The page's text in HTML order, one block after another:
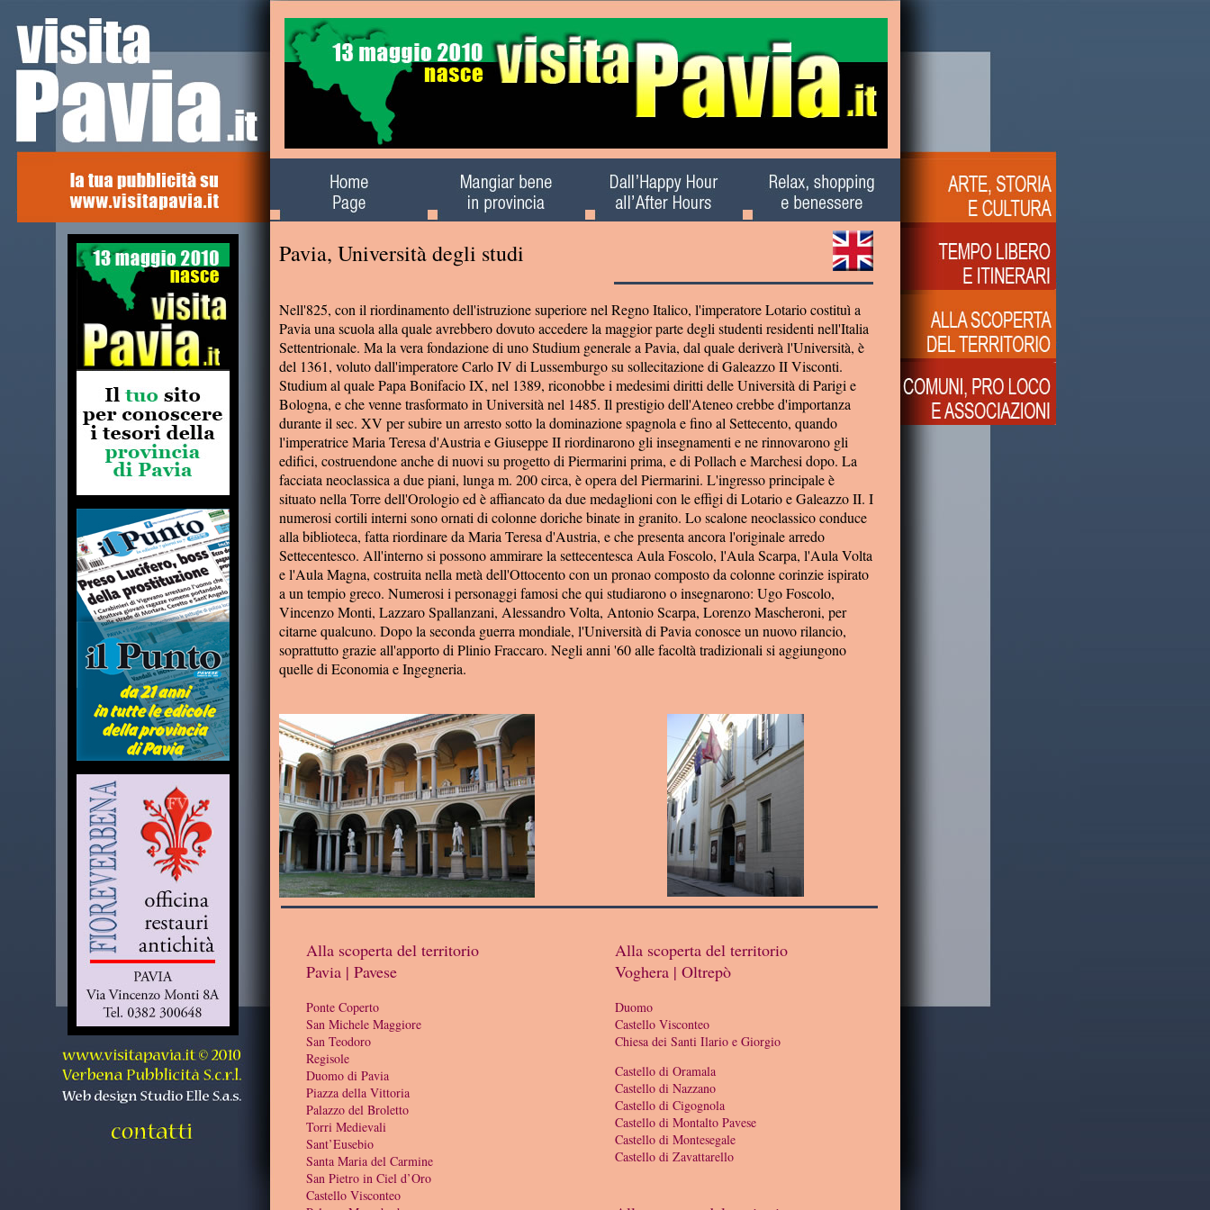
Nell'825, con il riordinamento dell'istruzione superiore nel Regno Italico, l'imperatore Lotario costituì a
Pavia una scuola alla quale avrebbero dovuto accedere la maggior parte degli studenti residenti nell'Italia
Settentrionale. Ma la vera fondazione di uno Studium generale a Pavia, dal quale deriverà l'Università, è
del 1361, voluto dall'imperatore Carlo IV di Lussemburgo su sollecitazione di Galeazzo II Visconti.
Studium al quale Papa Bonifacio IX, nel 1389, riconobbe i medesimi diritti delle Università di Parigi e
Bologna, e che venne trasformato in Università nel 1485. Il prestigio dell'Ateneo crebbe d'importanza
durante il sec. XV per subire un arresto sotto la dominazione spagnola e fino al Settecento, quando
l'imperatrice Maria Teresa d'Austria e Giuseppe II riordinarono gli insegnamenti e ne rinnovarono gli
edifici, costruendone anche di nuovi su progetto di Piermarini prima, e di Pollach e Marchesi dopo. La
facciata neoclassica a due piani, lunga m. 200 circa, è opera del Piermarini. L'ingresso principale è
situato nella Torre dell'Orologio ed è affiancato da due medaglioni con le effigi di Lotario e Galeazzo II. I
numerosi cortili interni sono ornati di colonne doriche binate in granito. Lo scalone neoclassico conduce
alla biblioteca, fatta riordinare da Maria Teresa d'Austria, e che presenta ancora l'originale arredo
Settecentesco. All'interno si possono ammirare la settecentesca Aula Foscolo, l'Aula Scarpa, l'Aula Volta
e l'Aula Magna, costruita nella metà dell'Ottocento con un pronao composto da colonne corinzie ispirato
a un tempio greco. Numerosi i personaggi famosi che qui studiarono o insegnarono: Ugo Foscolo,
Vincenzo Monti, Lazzaro Spallanzani, Alessandro Volta, Antonio Scarpa, Lorenzo Mascheroni, per
citarne qualcuno. Dopo la seconda guerra mondiale, l'Università di Pavia conosce un nuovo rilancio,
soprattutto grazie all'apporto di Plinio Fraccaro. Negli anni '60 alle facoltà tradizionali si aggiungono
quelle di Economia e Ingegneria.
Alla scoperta del
territorio
Pavia, Università degli studi
Alla scoperta del territorio
Pavia | Pavese
Ponte Coperto
San Michele Maggiore
San Teodoro
Regisole
Duomo di Pavia
Piazza della Vittoria
Palazzo del Broletto
Torri Medievali
Sant’Eusebio
Santa Maria del Carmine
San Pietro in Ciel d’Oro
Castello Visconteo
Alla scoperta del territorio
Voghera | Oltrepò
Duomo
Castello Visconteo
Chiesa dei Santi Ilario e Giorgio
Castello di Oramala
Castello di Nazzano
Castello di Cigognola
Castello di Montalto Pavese
Castello di Montesegale
Castello di Zavattarello